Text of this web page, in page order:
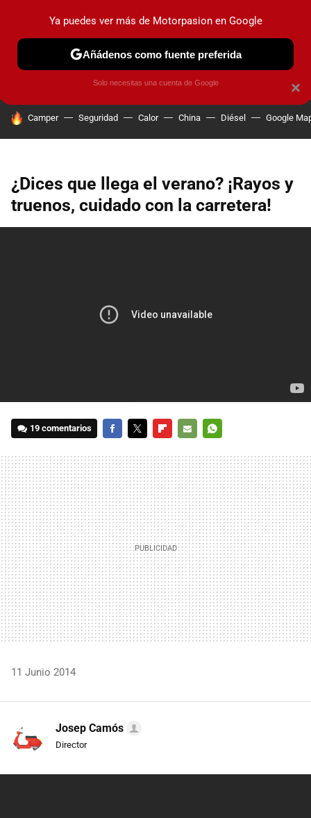
PRUEBAS COCHES ELÉCTRICOS OBSERVATORIO
HOY SE HABLA DE
Camper Seguridad Calor China Diésel Google
¿Dices que llega el verano? ¡Rayos y
truenos, cuidado con la carretera!
19 comentarios
MAIL
11 Junio 2014
Josep Camós
Director
×
Ya puedes ver más de Motorpasion en Google
Añádenos como fuente preferida
Solo necesitas una cuenta de Google